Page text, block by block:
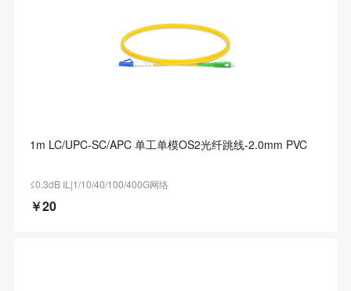
1m LC/UPC-SC/APC 单工单模OS2光纤跳线-2.0mm PVC
≤0.3dB IL|1/10/40/100/400G网络
￥20